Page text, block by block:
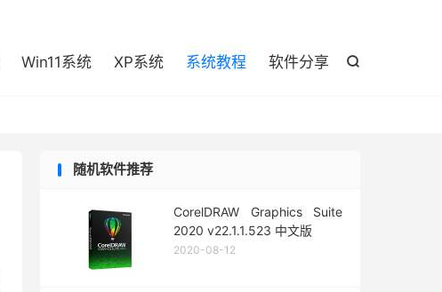

Win11系统 XP系统 系统教程 软件分享
随机软件推荐
CorelDRAW Graphics Suite
2020 v22.1.1.523 中文版
2020-08-12